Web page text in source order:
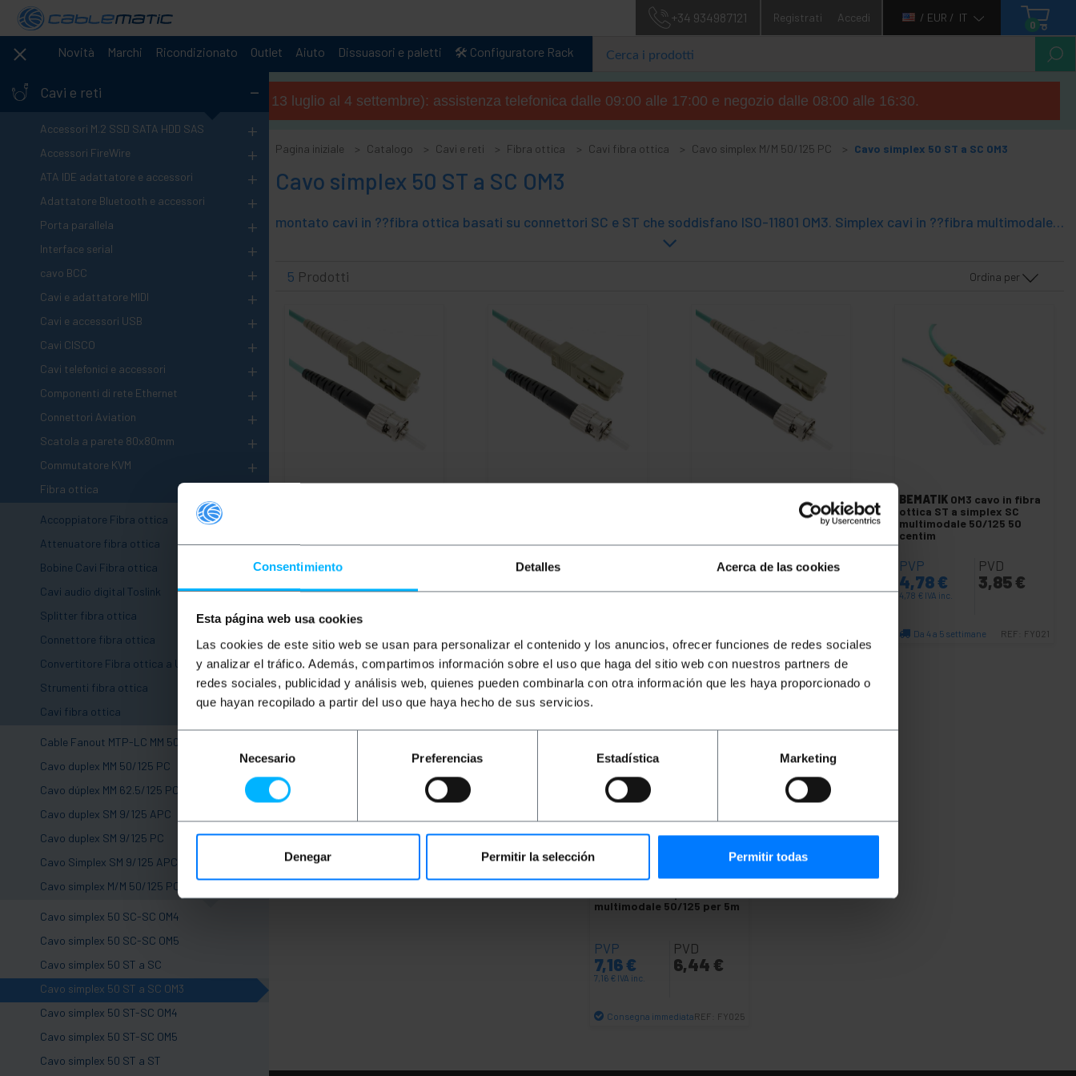
Consentimiento Detalles Acerca de las cookies
Esta página web usa cookies
Las cookies de este sitio web se usan para personalizar el contenido y los anuncios, ofrecer funciones de redes sociales
y analizar el tráfico. Además, compartimos información sobre el uso que haga del sitio web con nuestros partners de
redes sociales, publicidad y análisis web, quienes pueden combinarla con otra información que les haya proporcionado o
que hayan recopilado a partir del uso que haya hecho de sus servicios.
Selección
consentimiento
Necesario Preferencias Estadística Marketing
Denegar Permitir la selección Permitir todas
+34 934987121 Registrati Accedi / EUR / IT
0
Novità Marchi Ricondizionato Outlet Aiuto Dissuasori e paletti 🛠️ Configuratore Rack
Cavi e reti -
Accessori M.2 SSD SATA HDD SAS +
Accessori FireWire +
ATA IDE adattatore e accessori +
Adattatore Bluetooth e accessori +
Porta parallela +
Interface serial +
cavo BCC +
Cavi e adattatore MIDI +
Cavi e accessori USB +
Cavi CISCO +
Cavi telefonici e accessori +
Componenti di rete Ethernet +
Connettori Aviation +
Scatola a parete 80x80mm +
Commutatore KVM +
Fibra ottica -
Accoppiatore Fibra ottica
Attenuatore fibra ottica +
Bobine Cavi Fibra ottica +
Cavi audio digital Toslink
Splitter fibra ottica
Connettore fibra ottica
+
Convertitore Fibra ottica a UTP +
Strumenti fibra ottica +
Cavi fibra ottica -
Cable Fanout MTP-LC MM 50/125 PC
Cavo duplex MM 50/125 PC
+
Cavo dúplex MM 62.5/125 PC +
Cavo duplex SM 9/125 APC +
Cavo duplex SM 9/125 PC +
Cavo Simplex SM 9/125 APC
Cavo simplex M/M 50/125 PC -
Cavo simplex 50 SC-SC OM4
Cavo simplex 50 SC-SC OM5
Cavo simplex 50 ST a SC
Cavo simplex 50 ST a SC OM3
Cavo simplex 50 ST-SC OM4
Cavo simplex 50 ST-SC OM5
Cavo simplex 50 ST a ST
Orario estivo (dal 13 luglio al 4 settembre): assistenza telefonica dalle 09:00 alle 17:00 e negozio dalle 08:00 alle 16:30.
Pagina iniziale Catalogo Cavi e reti Fibra ottica Cavi fibra ottica Cavo simplex M/M 50/125 PC Cavo simplex 50 ST a SC OM3
Cavo simplex 50 ST a SC OM3
montato cavi in ??fibra ottica basati su connettori SC e ST che soddisfano ISO-11801 OM3. Simplex cavi in ??fibra multimodale, e la sezione 50/125 micron. OM1 e OM2 regolamenti consentono una velocità di Gigabit Ethernet (1 Gbit/s). Questi cavi ottimizzato utilizzando fibra multimodale 50/125 micron OM3 tipo che consente una velocità fino a 10 Gigabit Ethernet ad una distanza di 300 m. Certified Cavi OM3 l diversaongitudes.
5 Prodotti Ordina per
PVP
5,13€IVA inc.
Quantità
PVP
5,84€IVA inc.
Quantità
OM3 cavo in fibra
ottica ST a simplex SC
multimodale 50/125 3m
PVP
6,53€IVA inc.
PVD
Quantità
BEMATIK OM3 cavo in fibra
ottica ST a simplex SC
multimodale 50/125 50
centim
PVP
4,78 €
4,78 € IVA inc.
PVD
3,85 €
Da 4 a 5 settimane REF: FY021
BEMATIKOM3 cavo in fibra
multimodale 50/125 per 5m
PVP
7,16€
7,16 € IVA inc.
PVD
6,44 €
Consegna immediataREF: FY025